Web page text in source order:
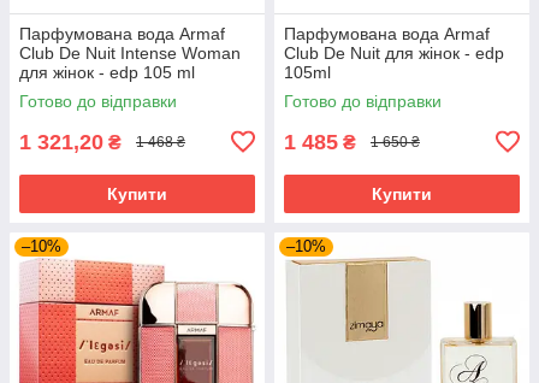
Парфумована вода Armaf
Club De Nuit Intense Woman
для жінок - edp 105 ml
Готово до відправки
1 321,20 ₴ 1 468 ₴
Купити
Парфумована вода Armaf
Club De Nuit для жінок - edp
105ml
Готово до відправки
1 485 ₴ 1 650 ₴
Купити
–10% –10%